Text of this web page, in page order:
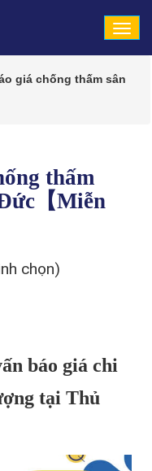
giá chống thấm sân
thấm
【Miễn
chọn)
báo giá chi
tại Thủ